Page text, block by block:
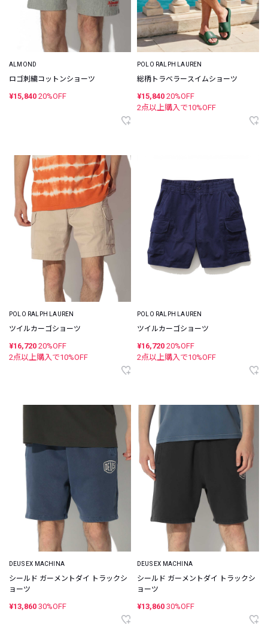
ALMOND
ロゴ刺繍コットンショーツ
¥15,840 20%OFF
POLO RALPH LAUREN
総柄トラベラースイムショーツ
¥15,840 20%OFF
2点以上購入で10%OFF
POLO RALPH LAUREN
ツイルカーゴショーツ
¥16,720 20%OFF
2点以上購入で10%OFF
POLO RALPH LAUREN
ツイルカーゴショーツ
¥16,720 20%OFF
2点以上購入で10%OFF
DEUS EX MACHINA
シールド ガーメントダイ トラックシ
ョーツ
¥13,860 30%OFF
DEUS EX MACHINA
シールド ガーメントダイ トラックシ
ョーツ
¥13,860 30%OFF